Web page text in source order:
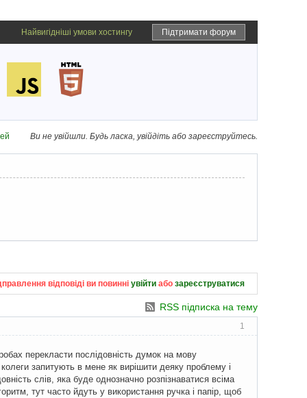
Підтримати форум
Найвигідніші умови хостингу
Ви не увійшли. Будь ласка, увійдіть або зареєструйтесь.
відповіді ви повинні увійти або зареєструватися
RSS підписка на тему
1
перекласти послідовність думок на мову
запитують в мене як вирішити деяку проблему і
слів, яка буде однозначно розпізнаватися всіма
тут часто йдуть у використання ручка і папір, щоб